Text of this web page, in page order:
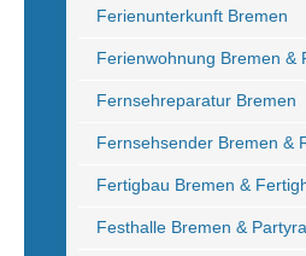
Ferienunterkunft Bremen
Ferienwohnung Bremen &
Fernsehreparatur Bremen
Fernsehsender Bremen &
Fertigbau Bremen &
Festhalle Bremen &